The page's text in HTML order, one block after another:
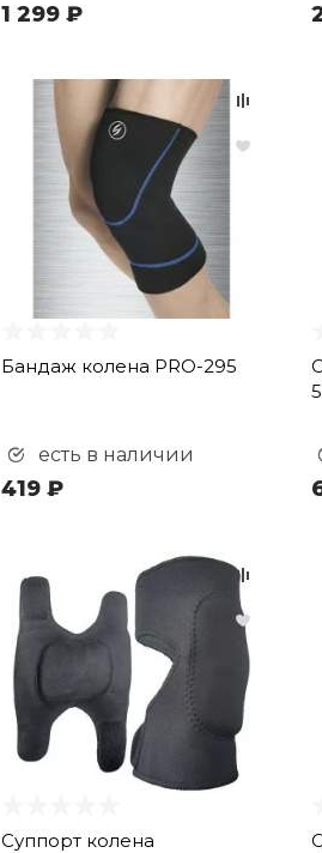
1 299 ₽
Бандаж колена PRO-295
есть в наличии
419 ₽
Суппорт колена